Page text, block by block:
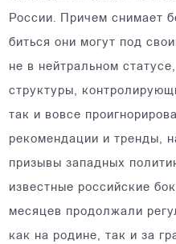
России. Причем снимает
биться они могут под
не в нейтральном
структуры,
так и вовсе
рекомендации и тренды,
призывы западных
известные российские
месяцев продолжали
как на родине, так и за